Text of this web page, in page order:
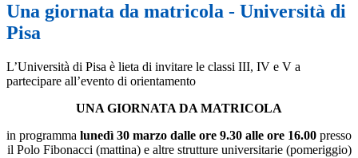
Una giornata da matricola - Università di
Pisa
L’Università di Pisa è lieta di invitare le classi III, IV e V a
partecipare all’evento di orientamento
UNA GIORNATA DA MATRICOLA
in programma lunedì 30 marzo dalle ore 9.30 alle ore 16.00 presso
il Polo Fibonacci (mattina) e altre strutture universitarie (pomeriggio)